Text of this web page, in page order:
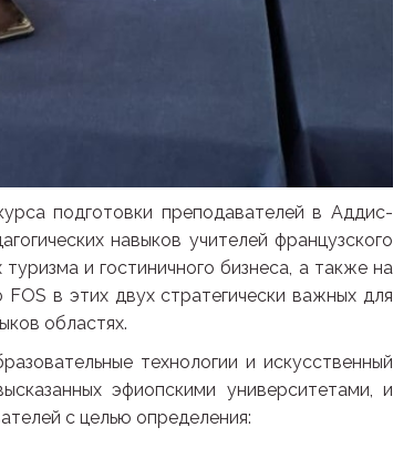
подготовки преподавателей в Аддис-
навыков учителей французского
и гостиничного бизнеса, а также на
в этих двух стратегически важных для
областях.
технологии и искусственный
эфиопскими университетами, и
с целью определения: